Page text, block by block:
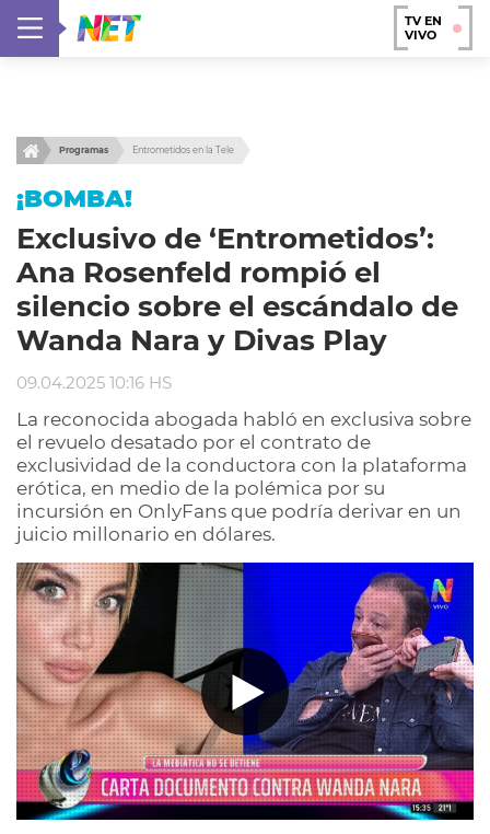
TV EN
VIVO
Programas Entrometidos en la Tele
¡BOMBA!
Exclusivo de ‘Entrometidos’:
Ana Rosenfeld rompió el
silencio sobre el escándalo de
Wanda Nara y Divas Play
09.04.2025 10:16 HS
La reconocida abogada habló en exclusiva sobre
el revuelo desatado por el contrato de
exclusividad de la conductora con la plataforma
erótica, en medio de la polémica por su
incursión en OnlyFans que podría derivar en un
juicio millonario en dólares.